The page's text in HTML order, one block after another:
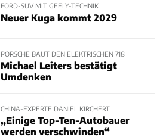
FORD-SUV MIT GEELY-TECHNIK
Neuer Kuga kommt 2029
PORSCHE BAUT DEN ELEKTRISCHEN 718
Michael Leiters bestätigt
Umdenken
CHINA-EXPERTE DANIEL KIRCHERT
„Einige Top-Ten-Autobauer
werden verschwinden“